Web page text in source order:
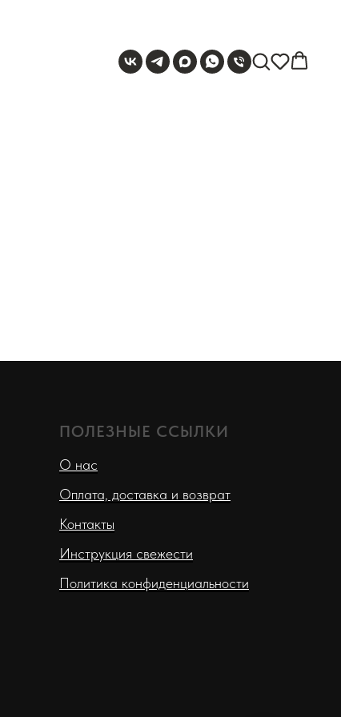
ПОЛЕЗНЫЕ ССЫЛКИ
О нас
Оплата, доставка и возврат
Контакты
Инструкция свежести
Политика конфиденциальности